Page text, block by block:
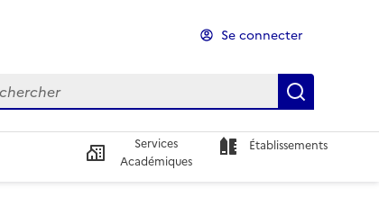
Se connecter
Services
Académiques
Établissements